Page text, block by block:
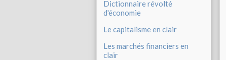
Dictionnaire révolté
d'économie
Le capitalisme en clair
Les marchés financiers en
clair